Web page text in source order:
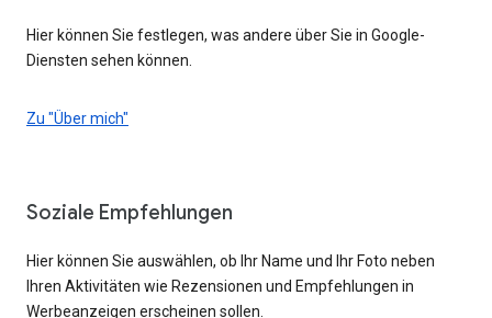
Hier können Sie festlegen, was andere über Sie in Google-
Diensten sehen können.
Zu "Über mich"
Soziale Empfehlungen
Hier können Sie auswählen, ob Ihr Name und Ihr Foto neben
Ihren Aktivitäten wie Rezensionen und Empfehlungen in
Werbeanzeigen erscheinen sollen.